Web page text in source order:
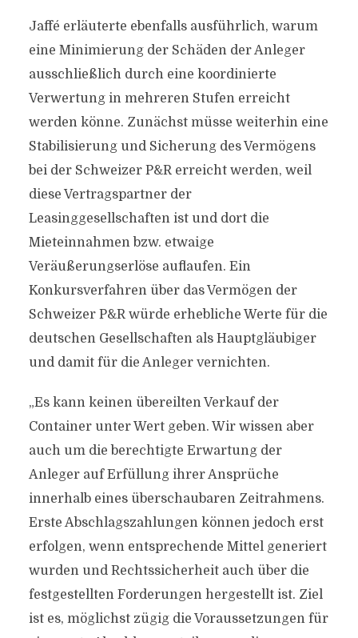
Jaffé erläuterte ebenfalls ausführlich, warum
eine Minimierung der Schäden der Anleger
ausschließlich durch eine koordinierte
Verwertung in mehreren Stufen erreicht
werden könne. Zunächst müsse weiterhin eine
Stabilisierung und Sicherung des Vermögens
bei der Schweizer P&R erreicht werden, weil
diese Vertragspartner der
Leasinggesellschaften ist und dort die
Mieteinnahmen bzw. etwaige
Veräußerungserlöse auflaufen. Ein
Konkursverfahren über das Vermögen der
Schweizer P&R würde erhebliche Werte für die
deutschen Gesellschaften als Hauptgläubiger
und damit für die Anleger vernichten.
„Es kann keinen übereilten Verkauf der
Container unter Wert geben. Wir wissen aber
auch um die berechtigte Erwartung der
Anleger auf Erfüllung ihrer Ansprüche
innerhalb eines überschaubaren Zeitrahmens.
Erste Abschlagszahlungen können jedoch erst
erfolgen, wenn entsprechende Mittel generiert
wurden und Rechtssicherheit auch über die
festgestellten Forderungen hergestellt ist. Ziel
ist es, möglichst zügig die Voraussetzungen für